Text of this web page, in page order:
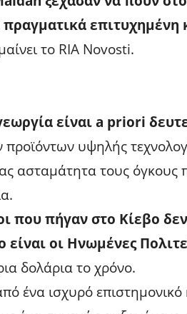
επιτυχημένη
το RIA Novosti.
είναι a priori
υψηλής
ασταμάτητα τους
που πήγαν στο Κίεβο
οι Ηνωμένες
δολάρια το χρόνο.
ένα ισχυρό επιστημονικό